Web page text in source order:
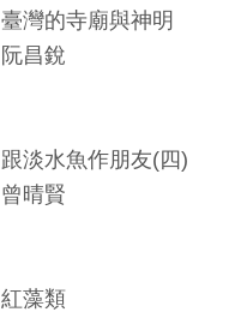
臺灣的寺廟與神明
阮昌銳
跟淡水魚作朋友(四)
曾晴賢
紅藻類